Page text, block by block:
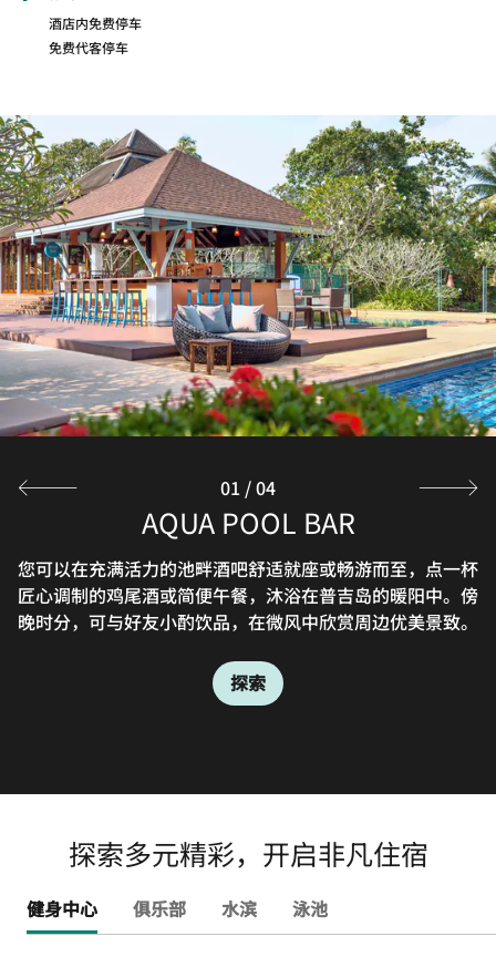
酒店内免费停车
免费代客停车
AQUA POOL BAR
您可以在充满活力的池畔酒吧舒适就座或畅游而至，点一杯
匠心调制的鸡尾酒或简便午餐，沐浴在普吉岛的暖阳中。傍
晚时分，可与好友小酌饮品，在微风中欣赏周边优美景致。
探索
ZEST
前往迈考海滩周边游览前，可到Zest餐厅享用美食补充能
量。我们的普吉岛休闲餐厅全天供应东西方风味融合美食，
为您带来别样就餐体验。
探索
DELIGHTS NOODLE BAR
这间地道泰式和中式面馆供应传统风味佳肴，带您感受丰富
美食传统。
探索
IN-ROOM DINING
尊享客房送餐服务，在普吉岛迈考海滩附近的舒适公寓内，
享用美味的餐厅佳肴。在您的公寓中拨打 0，即可随时享用
美味。
探索
01 /04
探索多元精彩，开启非凡住宿
健身中心 俱乐部 水滨 泳池